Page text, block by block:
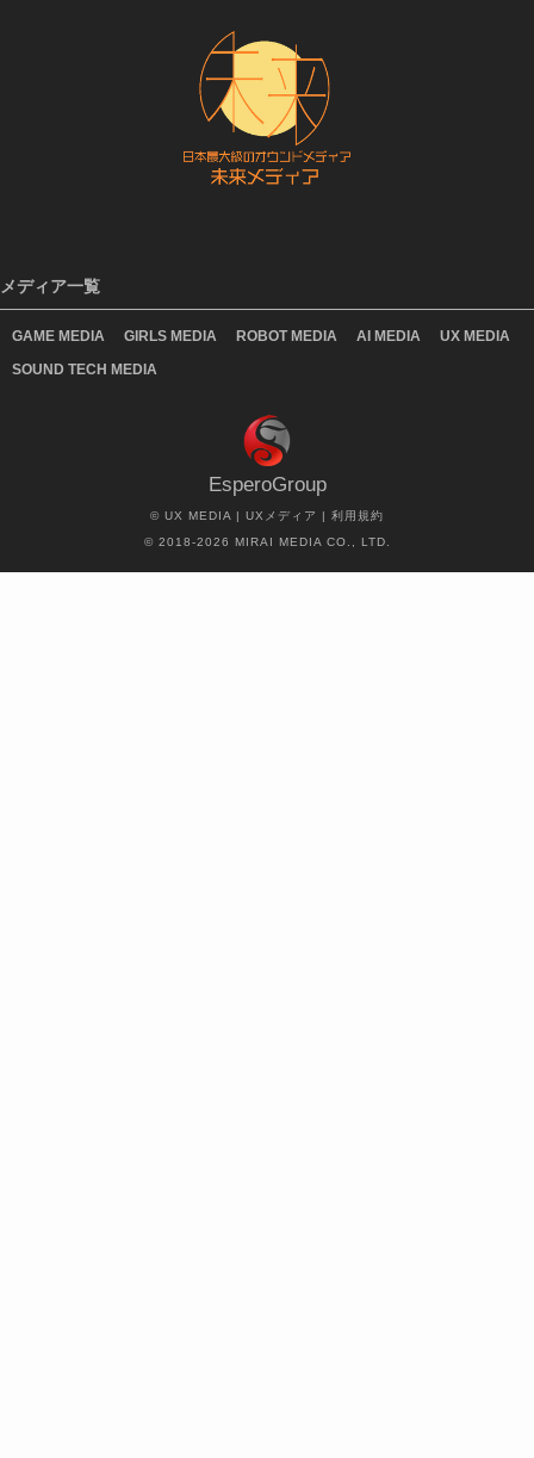
メディア一覧
GAME MEDIA GIRLS MEDIA ROBOT MEDIA AI MEDIA
UX MEDIA
SOUND TECH MEDIA
EsperoGroup
© UX MEDIA | UXメディア | 利用規約
© 2018-2026 MIRAI MEDIA CO., LTD.